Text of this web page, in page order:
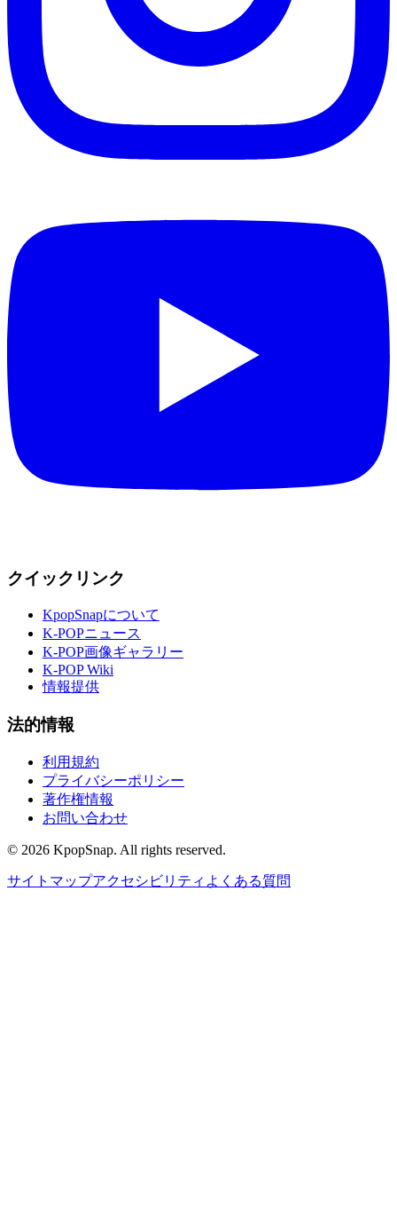
クイックリンク
KpopSnapについて
K-POPニュース
K-POP画像ギャラリー
K-POP Wiki
情報提供
法的情報
利用規約
プライバシーポリシー
著作権情報
お問い合わせ
© 2026 KpopSnap. All rights reserved.
サイトマップアクセシビリティ よくある質問